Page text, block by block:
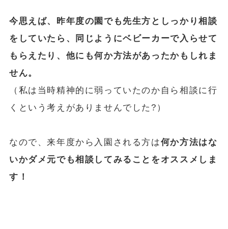
今思えば、昨年度の園でも先生方としっかり相談
をしていたら、同じようにベビーカーで入らせて
もらえたり、他にも何か方法があったかもしれま
せん。
（私は当時精神的に弱っていたのか自ら相談に行
くという考えがありませんでした?）
なので、来年度から入園される方は何か方法はな
いかダメ元でも相談してみることをオススメしま
す！